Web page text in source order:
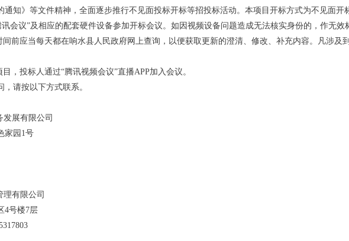
通知》等文件精神，全面逐步推行不见面投标开标等招投标活动。本项目开标方式为不见面
会议”及相应的配套硬件设备参加开标会议。如因视频设备问题造成无法核实身份的，作无效
前应当每天都在响水县人民政府网上查询，以便获取更新的澄清、修改、补充内容。凡涉及
，投标人通过“腾讯视频会议”直播APP加入会议。
请按以下方式联系。
展有限公司
家园1号
有限公司
4号楼7层